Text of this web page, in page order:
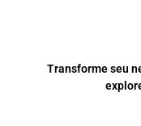
Transforme seu